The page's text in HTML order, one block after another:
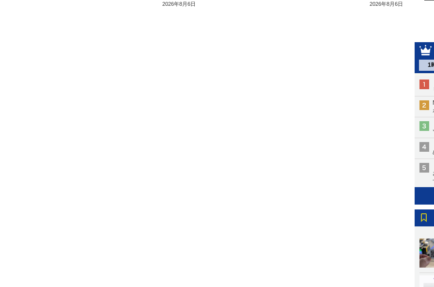
1
2026年8月6日 2026年8月6日